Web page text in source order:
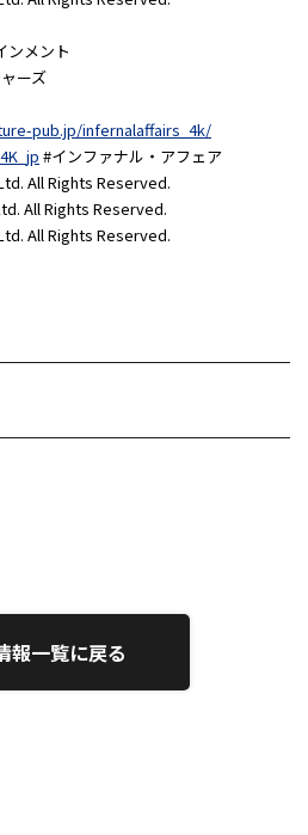
ンメント
ーズ
pub.jp/infernalaffairs_4k/
#インファナル・アフェア
All Rights Reserved.
All Rights Reserved.
All Rights Reserved.
報一覧に戻る